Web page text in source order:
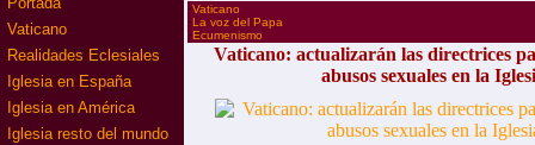
Vaticano
Realidades Eclesiales
Iglesia en España
Iglesia en América
Iglesia resto del mundo
·Vaticano
·La voz del Papa
·Ecumenismo
Vaticano: actualizarán las directrices
abusos sexuales en la